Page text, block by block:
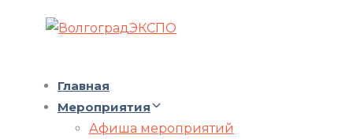
Главная
Мероприятия
Афиша мероприятий